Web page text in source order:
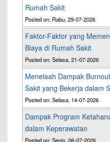
Rumah Sakit
Posted on: Rabu, 29-07-2026
Faktor-Faktor yang
Biaya di Rumah Sakit
Posted on: Selasa, 21-07-2026
Menelaah Dampak
Sakit yang Bekerja dalam
Posted on: Selasa, 14-07-2026
Dampak Program
dalam Keperawatan
Posted on: Senin, 06-07-2026